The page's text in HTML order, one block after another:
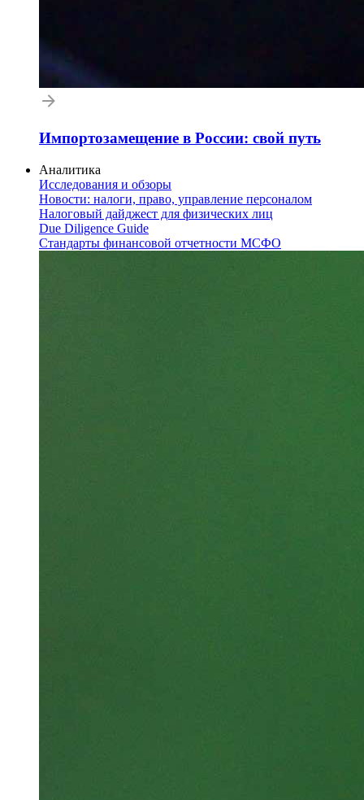
Импортозамещение в России: свой путь
Аналитика
Исследования и обзоры
Новости: налоги, право, управление персоналом
Налоговый дайджест для физических лиц
Due Diligence Guide
Стандарты финансовой отчетности МСФО